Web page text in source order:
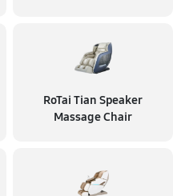
RoTai Tian Speaker
Massage Chair